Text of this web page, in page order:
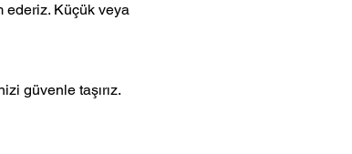
ederiz. Küçük veya
güvenle taşırız.